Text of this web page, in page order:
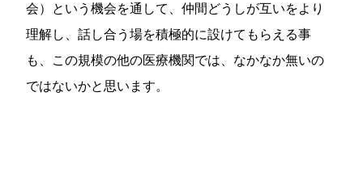
会）という機会を通して、仲間どうしが互いをより
理解し、話し合う場を積極的に設けてもらえる事
も、この規模の他の医療機関では、なかなか無いの
ではないかと思います。